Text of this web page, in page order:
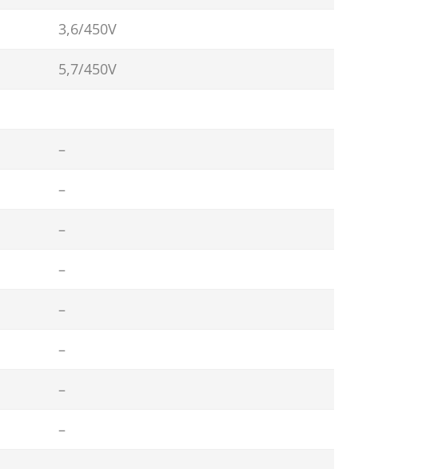
3,6/450V
5,7/450V
–
–
–
–
–
–
–
–